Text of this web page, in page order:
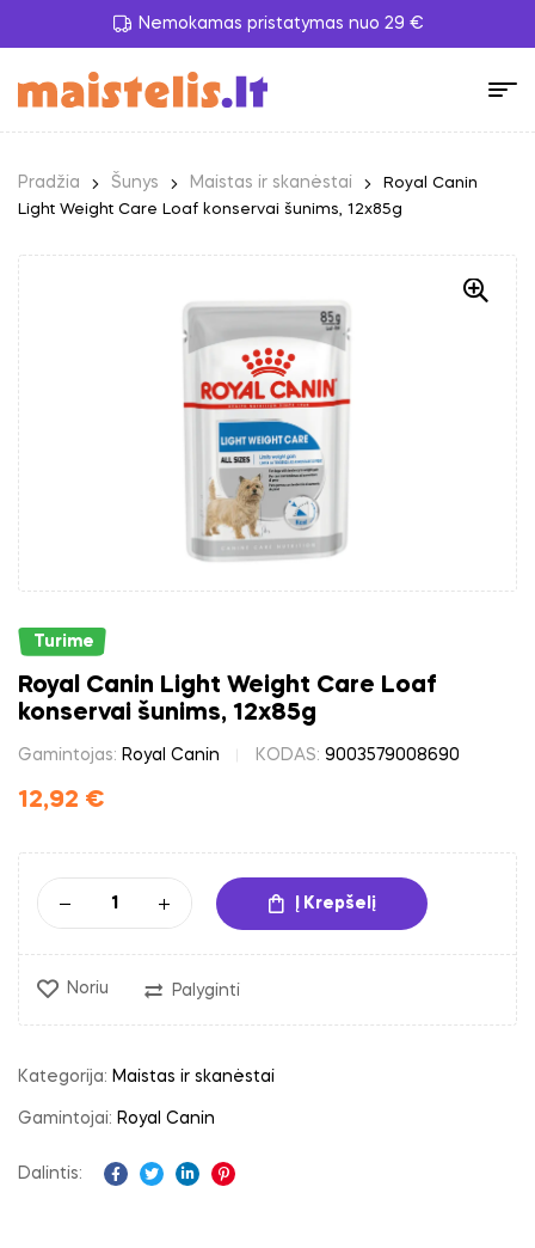
Nemokamas pristatymas nuo 29 €
Pradžia Šunys Maistas ir skanėstai
Royal Canin
Light Weight Care Loaf konservai šunims, 12x85g
Turime
Royal Canin Light Weight Care Loaf
konservai šunims, 12x85g
Gamintojas: Royal Canin KODAS: 9003579008690
12,92 €
Į Krepšelį
Noriu Palyginti
Kategorija: Maistas ir skanėstai
Gamintojai: Royal Canin
Dalintis: